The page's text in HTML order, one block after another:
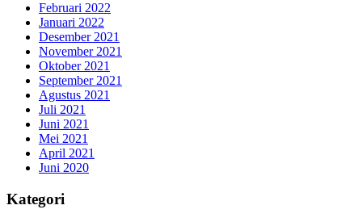
Februari 2022
Januari 2022
Desember 2021
November 2021
Oktober 2021
September 2021
Agustus 2021
Juli 2021
Juni 2021
Mei 2021
April 2021
Juni 2020
Kategori